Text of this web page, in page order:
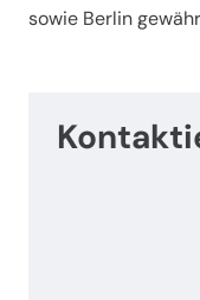
sowie Berlin